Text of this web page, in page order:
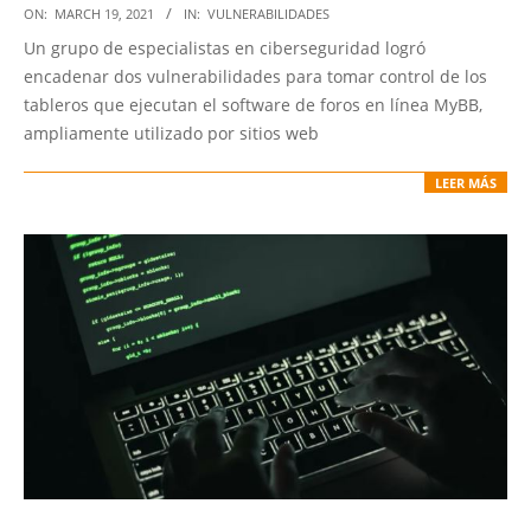
2021-
03-
19
ON: MARCH 19, 2021 IN: VULNERABILIDADES
Un grupo de especialistas en ciberseguridad logró
encadenar dos vulnerabilidades para tomar control de los
tableros que ejecutan el software de foros en línea MyBB,
ampliamente utilizado por sitios web
LEER MÁS